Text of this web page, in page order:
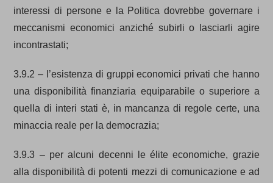
interessi di persone e la Politica dovrebbe governare i
meccanismi economici anziché subirli o lasciarli agire
incontrastati;
3.9.2 – l’esistenza di gruppi economici privati che hanno
una disponibilità finanziaria equiparabile o superiore a
quella di interi stati è, in mancanza di regole certe, una
minaccia reale per la democrazia;
3.9.3 – per alcuni decenni le élite economiche, grazie
alla disponibilità di potenti mezzi di comunicazione e ad